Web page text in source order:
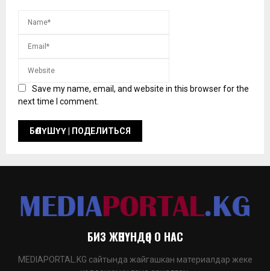
Save my name, email, and website in this browser for the
next time I comment.
БИЗ ЖӨНҮНДӨ | О НАС
MEDIAPORTAL.KG сайтында жайгашкан материалдар жеке